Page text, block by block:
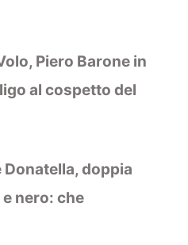
Piero Barone in
al cospetto del
Donatella, doppia
nero: che